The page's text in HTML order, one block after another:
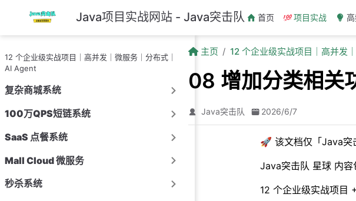
跳至主要內容 Java项目实战网站 - Java突击队 首页 项目实战
12 个企业级实战项目｜高并发｜微服务｜分布式｜
AI Agent
复杂商城系统
100万QPS短链系统
SaaS 点餐系统
Mall Cloud 微服务
秒杀系统
主页 12 个企业级实战项目｜高并发
08 增加分类相关
Java突击队 2026/6/7
🚀 该文档仅「Java突
Java突击队 星球 内容
12 个企业级实战项目